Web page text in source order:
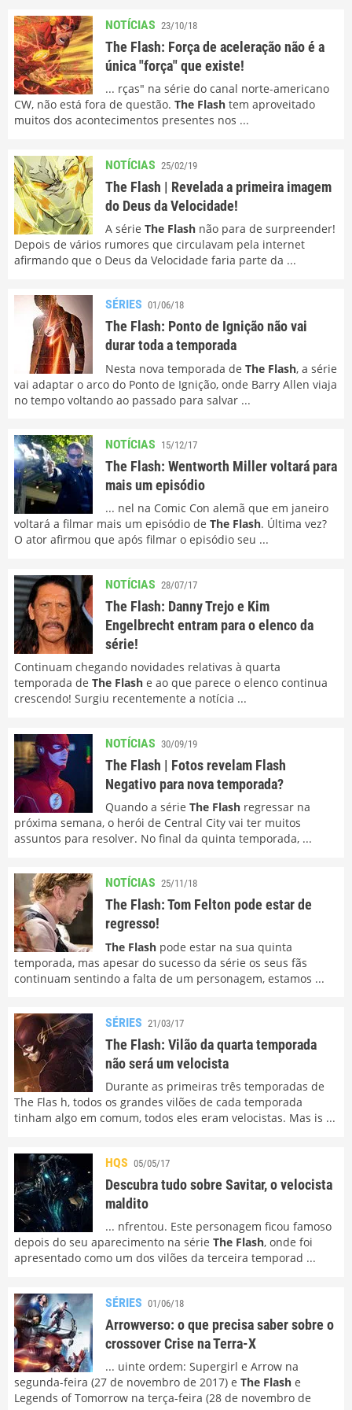
NOTÍCIAS 23/10/18
The Flash: Força de aceleração não é a
única "força" que existe!
... rças" na série do canal norte-americano
CW, não está fora de questão. The Flash tem aproveitado
muitos dos acontecimentos presentes nos ...
NOTÍCIAS 25/02/19
The Flash | Revelada a primeira imagem
do Deus da Velocidade!
A série The Flash não para de surpreender!
Depois de vários rumores que circulavam pela internet
afirmando que o Deus da Velocidade faria parte da ...
SÉRIES 01/06/18
The Flash: Ponto de Ignição não vai
durar toda a temporada
Nesta nova temporada de The Flash, a série
vai adaptar o arco do Ponto de Ignição, onde Barry Allen viaja
no tempo voltando ao passado para salvar ...
NOTÍCIAS 15/12/17
The Flash: Wentworth Miller voltará para
mais um episódio
... nel na Comic Con alemã que em janeiro
voltará a filmar mais um episódio de The Flash. Última vez?
O ator afirmou que após filmar o episódio seu ...
NOTÍCIAS 28/07/17
The Flash: Danny Trejo e Kim
Engelbrecht entram para o elenco da
série!
Continuam chegando novidades relativas à quarta
temporada de The Flash e ao que parece o elenco continua
crescendo! Surgiu recentemente a notícia ...
NOTÍCIAS 30/09/19
The Flash | Fotos revelam Flash
Negativo para nova temporada?
Quando a série The Flash regressar na
próxima semana, o herói de Central City vai ter muitos
assuntos para resolver. No final da quinta temporada, ...
NOTÍCIAS 25/11/18
The Flash: Tom Felton pode estar de
regresso!
The Flash pode estar na sua quinta
temporada, mas apesar do sucesso da série os seus fãs
continuam sentindo a falta de um personagem, estamos ...
SÉRIES 21/03/17
The Flash: Vilão da quarta temporada
não será um velocista
Durante as primeiras três temporadas de
The Flas h, todos os grandes vilões de cada temporada
tinham algo em comum, todos eles eram velocistas. Mas is ...
HQS 05/05/17
Descubra tudo sobre Savitar, o velocista
maldito
... nfrentou. Este personagem ficou famoso
depois do seu aparecimento na série The Flash, onde foi
apresentado como um dos vilões da terceira temporad ...
SÉRIES 01/06/18
Arrowverso: o que precisa saber sobre o
crossover Crise na Terra-X
... uinte ordem: Supergirl e Arrow na
segunda-feira (27 de novembro de 2017) e The Flash e
Legends of Tomorrow na terça-feira (28 de novembro de